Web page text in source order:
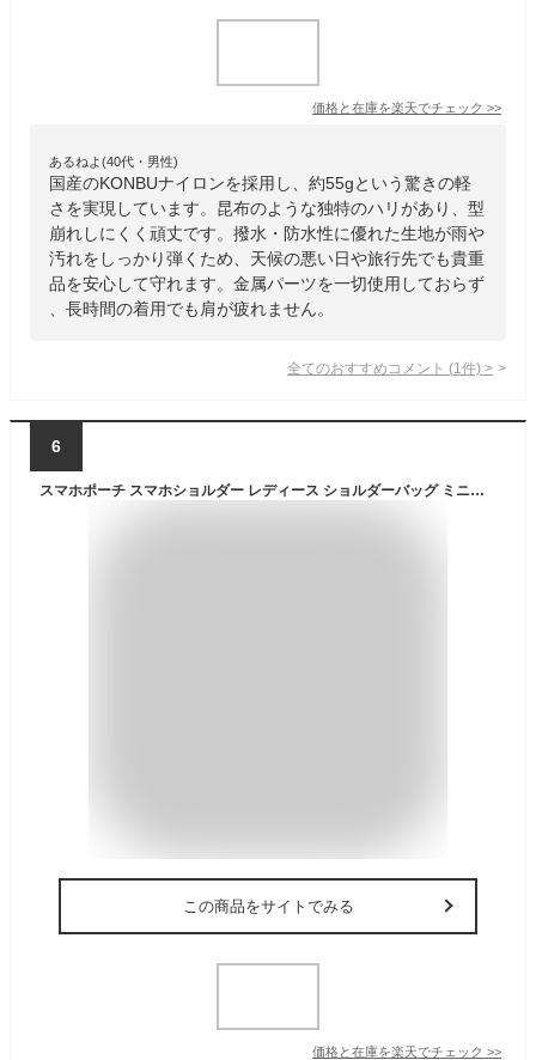
価格と在庫を楽天でチェック >>
あるねよ(40代・男性)
国産のKONBUナイロンを採用し、約55gという驚きの軽
さを実現しています。昆布のような独特のハリがあり、型
崩れしにくく頑丈です。撥水・防水性に優れた生地が雨や
汚れをしっかり弾くため、天候の悪い日や旅行先でも貴重
品を安心して守れます。金属パーツを一切使用しておらず
、長時間の着用でも肩が疲れません。
全てのおすすめコメント (1 件) >
6
スマホポーチ スマホショルダー レディース ショルダーバッグ ミニバッグ 斜めがけ ポーチ スマホポシェット ナイロン シンプル 軽量 防水 おしゃれ キレイめ おしゃれ シンプル 20代 30代 40代
この商品をサイトでみる
価格と在庫を楽天でチェック >>